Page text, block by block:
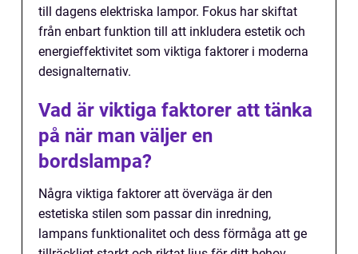
till dagens elektriska lampor. Fokus har skiftat
från enbart funktion till att inkludera estetik och
energieffektivitet som viktiga faktorer i moderna
designalternativ.
Vad är viktiga faktorer att tänka
på när man väljer en
bordslampa?
Några viktiga faktorer att överväga är den
estetiska stilen som passar din inredning,
lampans funktionalitet och dess förmåga att ge